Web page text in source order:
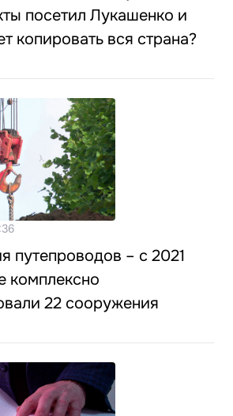
посетил Лукашенко и
копировать вся страна?
путепроводов – с 2021
комплексно
22 сооружения